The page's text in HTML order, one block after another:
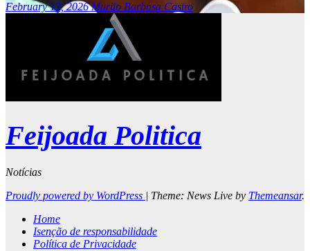
February 13, 2026Murilo Barbosa Castro
Feijoada Politica
Notícias
Proudly powered by WordPress | Theme: News Live by Themeansar.
Home
Isenção de responsabilidade
Política de Privacidade